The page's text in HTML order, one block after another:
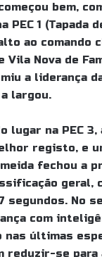
bem,
PEC 1 (Tapada
ao comando
Vila Nova de
a liderança
largou.
lugar na PEC 3,
registo, e
fechou a
geral,
segundos. No
com
últimas
reduzir-se para